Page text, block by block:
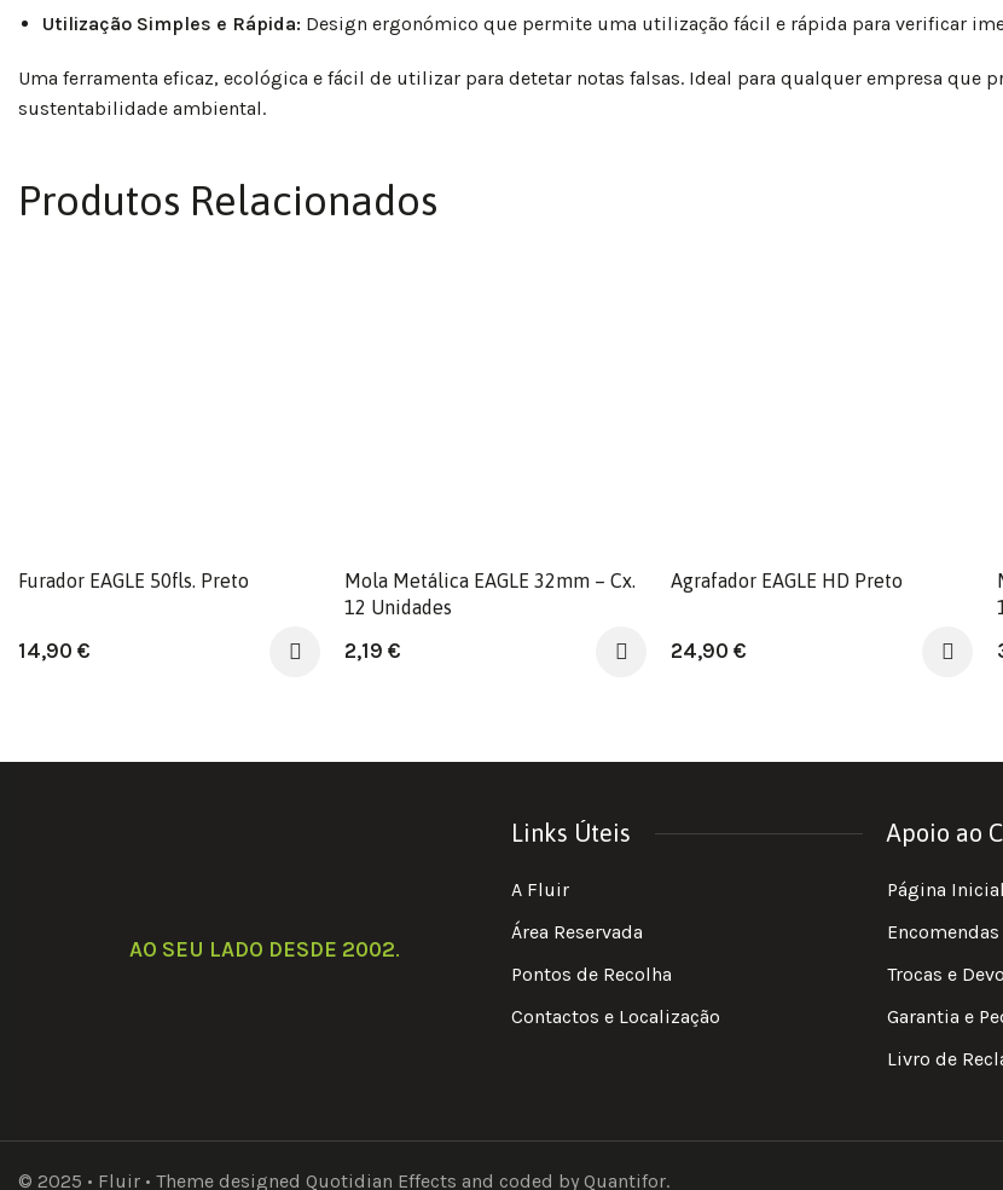
Utilização Simples e Rápida: Design ergonómico que permite uma utilização fácil e rápida para verificar
Uma ferramenta eficaz, ecológica e fácil de utilizar para detetar notas falsas. Ideal para qualquer empresa que
sustentabilidade ambiental.
Produtos Relacionados
Furador EAGLE 50fls. Preto
14,90 €
Mola Metálica EAGLE 32mm – Cx.
12 Unidades
2,19 €
Agrafador EAGLE HD Preto
24,90 €
AO SEU LADO DESDE 2002.
Links Úteis
A Fluir
Área Reservada
Pontos de Recolha
Contactos e Localização
Apoio ao
Página Inicial
Trocas e
Garantia e
Livro de
© 2025 • Fluir • Theme designed Quotidian Effects and coded by Quantifor.